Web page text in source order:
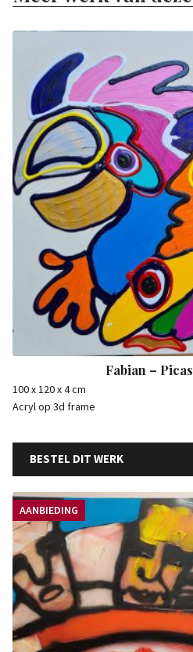
Fabian –
100 x 120 x 4 cm
Acryl op 3d frame
BESTEL DIT WERK
AANBIEDING